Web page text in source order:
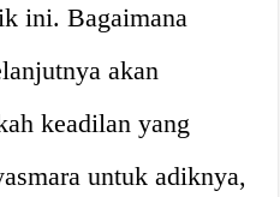
ini. Bagaimana
akan
keadilan yang
untuk adiknya,